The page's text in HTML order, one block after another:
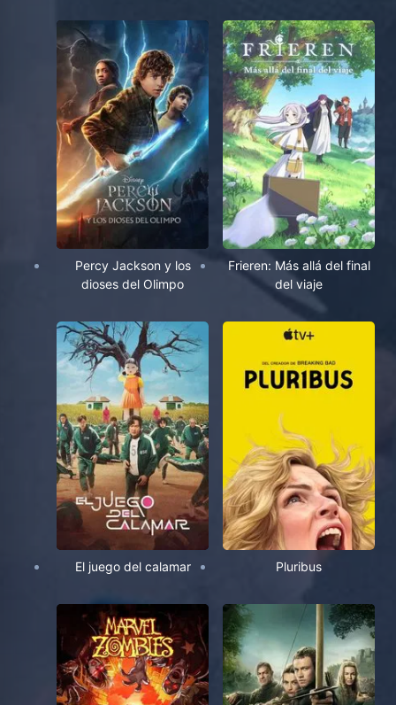
Percy Jackson y los
dioses del Olimpo
Frieren: Más allá del final
del viaje
El juego del calamar Pluribus